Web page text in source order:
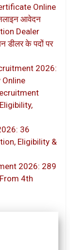
Online
आवेदन
Dealer
डीलर के पदों पर
2026:
36
Eligibility &
2026: 289
4th